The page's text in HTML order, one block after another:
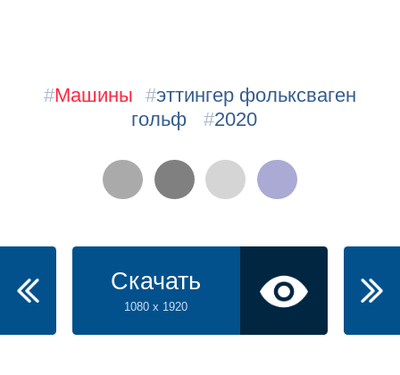
#Машины #эттингер фольксваген
гольф
#2020
Скачать
1080 x 1920